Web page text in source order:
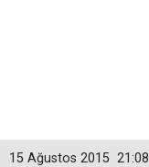
21:08
15 Ağustos 2015